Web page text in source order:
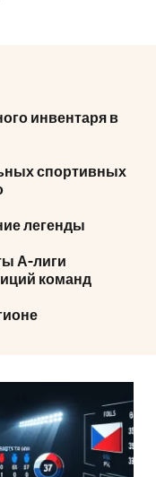
инвентаря в
спортивных
легенды
А-лиги
команд